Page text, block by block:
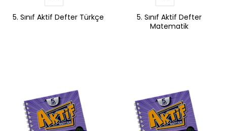
5. Sınıf Aktif Defter Türkçe
5. Sınıf Aktif Defter
Matematik